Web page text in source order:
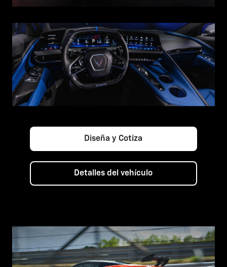
Diseña y Cotiza
Detalles del vehículo